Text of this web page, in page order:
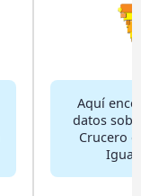
Aquí
datos
Crucero